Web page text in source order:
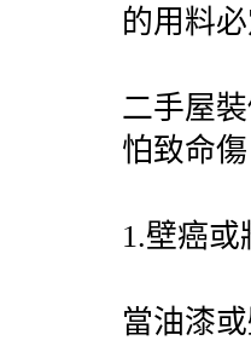
的用料
二手屋
怕致命傷
1.壁癌或
當油漆